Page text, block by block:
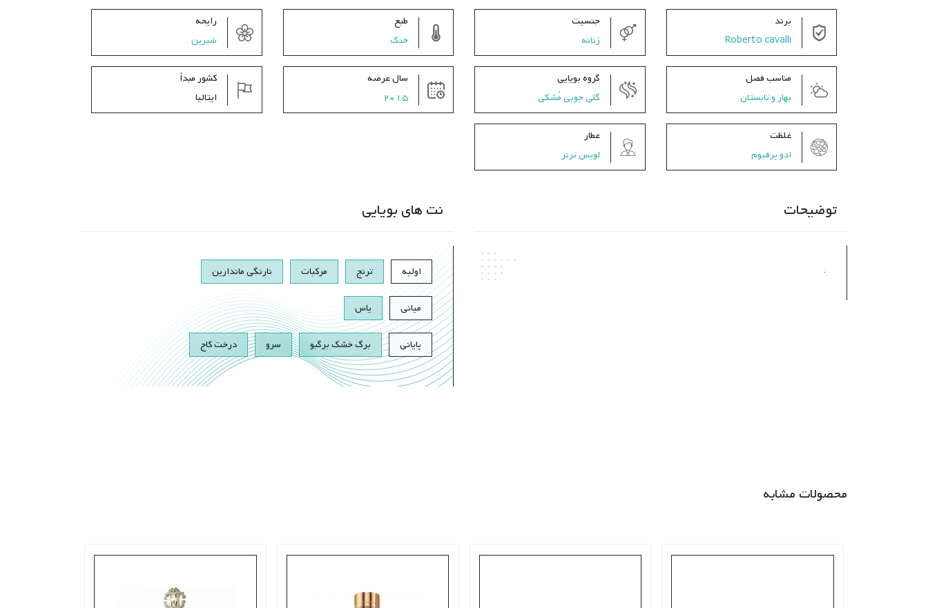
برند
Roberto cavalli
جنسیت
زنانه
طبع
خنک
رایحه
شیرین
مناسب فصل
بهار و تابستان
گروه بویایی
گلی چوبی مُشکی
سال عرضه
2015
کشور مبدأ
ایتالیا
غلظت
ادو پرفیوم
عطار
لویس ترنر
توضیحات
.
نت های بویایی
اولیه ترنج مرکبات نارنگی ماندارین
میانی یاس
پایانی برگ خشک برگبو سرو درخت کاج
محصولات مشابه